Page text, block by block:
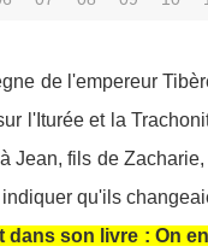
de l'empereur
l'Iturée et la
Jean, fils de
qu'ils
dans son livre : On